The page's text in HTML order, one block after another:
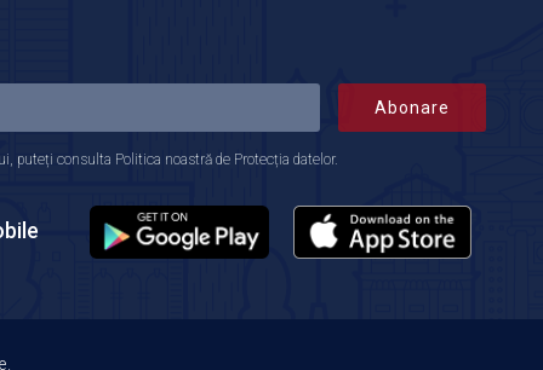
Abonare
puteți consulta Politica noastră de Protecția datelor.